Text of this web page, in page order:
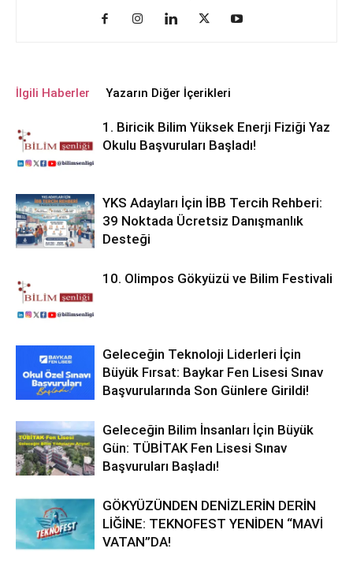
İlgili Haberler Yazarın Diğer İçerikleri
1. Biricik Bilim Yüksek Enerji Fiziği Yaz
Okulu Başvuruları Başladı!
YKS Adayları İçin İBB Tercih Rehberi:
39 Noktada Ücretsiz Danışmanlık
Desteği
10. Olimpos Gökyüzü ve Bilim Festivali
Geleceğin Teknoloji Liderleri İçin
Büyük Fırsat: Baykar Fen Lisesi Sınav
Başvurularında Son Günlere Girildi!
Geleceğin Bilim İnsanları İçin Büyük
Gün: TÜBİTAK Fen Lisesi Sınav
Başvuruları Başladı!
GÖKYÜZÜNDEN DENİZLERİN DERİN
LİĞİNE: TEKNOFEST YENİDEN “MAVİ
VATAN”DA!